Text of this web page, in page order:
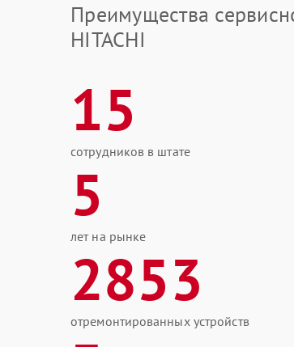
Преимущества
HITACHI
15
сотрудников в штате
5
лет на рынке
2853
отремонтированных устройств